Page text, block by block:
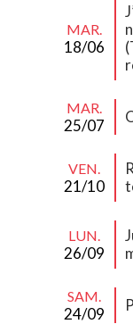
MAR.
18/06
MAR.
25/07
VEN.
21/10
LUN.
26/09
SAM.
24/09